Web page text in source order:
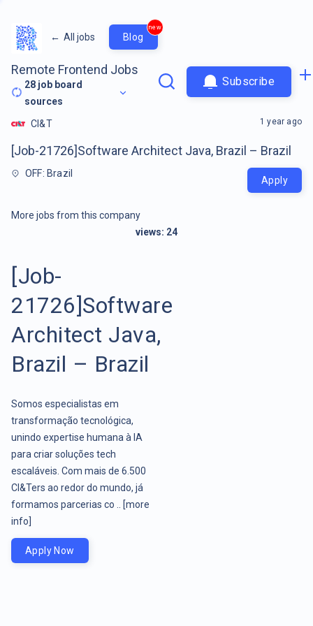
← All jobs Blog
new
Remote Frontend Jobs
28 job board
sources
Subscribe
CI&T
[Job-21726]Software Architect Java, Brazil – Brazil
OFF: Brazil
1 year ago
Apply
More jobs from this company
views: 24
[Job-
21726]Software
Architect Java,
Brazil – Brazil
Somos especialistas em
transformação tecnológica,
unindo expertise humana à IA
para criar soluções tech
escaláveis. Com mais de 6.500
CI&Ters ao redor do mundo, já
formamos parcerias co ..
[more
info]
Apply Now